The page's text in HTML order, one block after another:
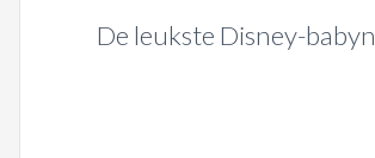
De leukste Disney-